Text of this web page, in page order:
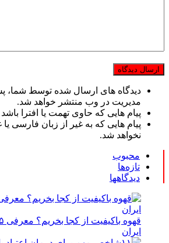
دیدگاه های ارسال شده توسط شما،
مدیریت در وب منتشر خواهد شد.
پیام هایی که حاوی تهمت یا افترا
پیام هایی که به غیر از زبان فارسی
نخواهد شد.
محبوب
تازه‌ها
دیدگاهها
ایران